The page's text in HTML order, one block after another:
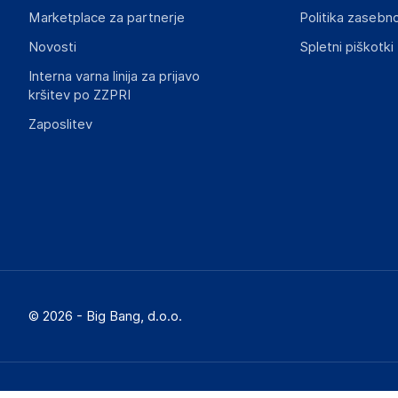
Marketplace za partnerje
Novosti
Interna varna linija za prijavo
kršitev po ZZPRI
Zaposlitev
Politika
Spletni piškotki
© 2026 - Big Bang, d.o.o.